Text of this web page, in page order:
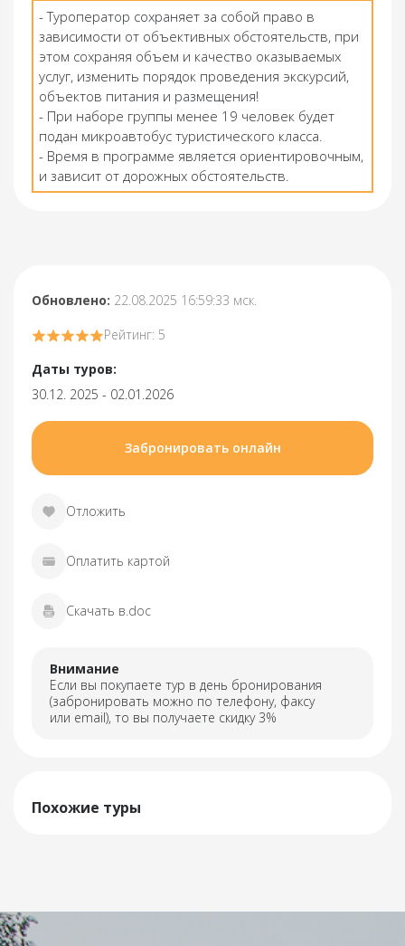
- Туроператор сохраняет за собой право в
зависимости от объективных обстоятельств, при
этом сохраняя объем и качество оказываемых
услуг, изменить порядок проведения экскурсий,
объектов питания и размещения!
- При наборе группы менее 19 человек будет
подан микроавтобус туристического класса.
- Время в программе является ориентировочным,
и зависит от дорожных обстоятельств.
Обновлено: 22.08.2025 16:59:33 мск.
Рейтинг: 5
Даты туров:
30.12. 2025 - 02.01.2026
Забронировать онлайн
Отложить
Оплатить картой
Скачать в.doc
Внимание
Если вы покупаете тур в день бронирования
(забронировать можно по телефону, факсу
или email), то вы получаете скидку 3%
Похожие туры